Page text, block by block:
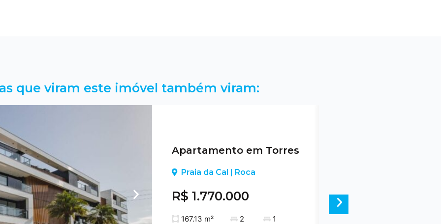
que viram este imóvel também viram:
Apartamento em Torres
Praia da Cal | Roca
R$ 1.770.000
167.13 m²
2
1